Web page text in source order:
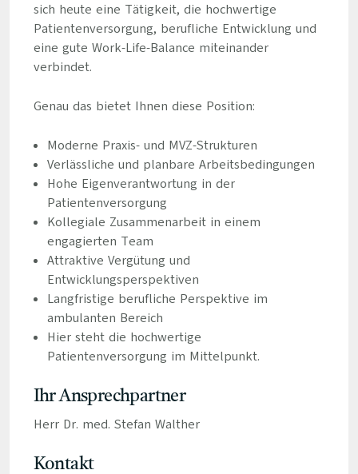
sich heute eine Tätigkeit, die hochwertige
Patientenversorgung, berufliche Entwicklung und
eine gute Work-Life-Balance miteinander
verbindet.
Genau das bietet Ihnen diese Position:
Moderne Praxis- und MVZ-Strukturen
Verlässliche und planbare Arbeitsbedingungen
Hohe Eigenverantwortung in der
Patientenversorgung
Kollegiale Zusammenarbeit in einem
engagierten Team
Attraktive Vergütung und
Entwicklungsperspektiven
Langfristige berufliche Perspektive im
ambulanten Bereich
Hier steht die hochwertige
Patientenversorgung im Mittelpunkt.
Ihr Ansprechpartner
Herr Dr. med. Stefan Walther
Kontakt